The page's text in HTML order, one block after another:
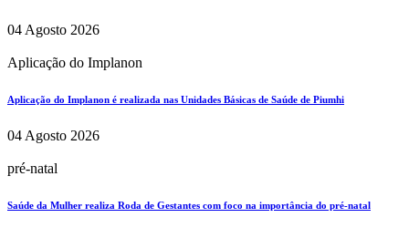
04 Agosto 2026
Aplicação do Implanon
Aplicação do Implanon é realizada nas Unidades Básicas de Saúde de Piumhi
04 Agosto 2026
pré-natal
Saúde da Mulher realiza Roda de Gestantes com foco na importância do pré-natal